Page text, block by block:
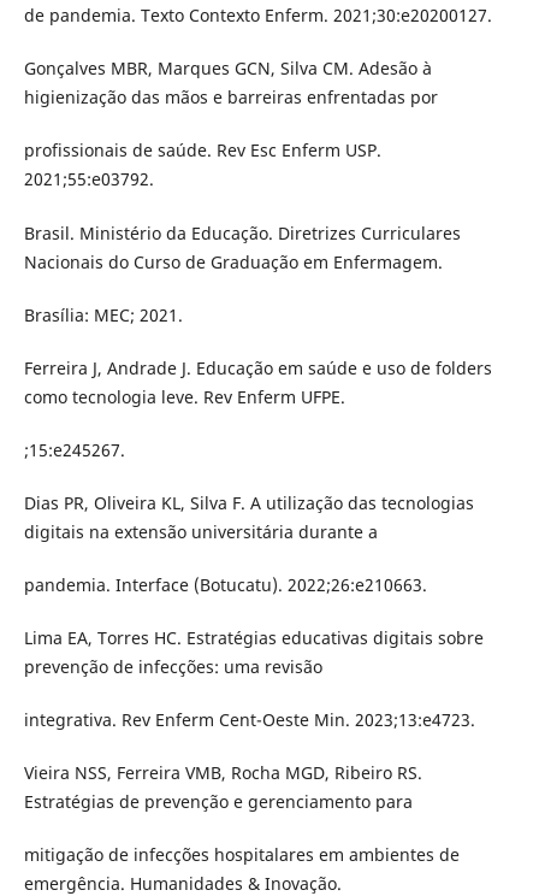
de pandemia. Texto Contexto Enferm. 2021;30:e20200127.
Gonçalves MBR, Marques GCN, Silva CM. Adesão à
higienização das mãos e barreiras enfrentadas por
profissionais de saúde. Rev Esc Enferm USP.
2021;55:e03792.
Brasil. Ministério da Educação. Diretrizes Curriculares
Nacionais do Curso de Graduação em Enfermagem.
Brasília: MEC; 2021.
Ferreira J, Andrade J. Educação em saúde e uso de folders
como tecnologia leve. Rev Enferm UFPE.
;15:e245267.
Dias PR, Oliveira KL, Silva F. A utilização das tecnologias
digitais na extensão universitária durante a
pandemia. Interface (Botucatu). 2022;26:e210663.
Lima EA, Torres HC. Estratégias educativas digitais sobre
prevenção de infecções: uma revisão
integrativa. Rev Enferm Cent-Oeste Min. 2023;13:e4723.
Vieira NSS, Ferreira VMB, Rocha MGD, Ribeiro RS.
Estratégias de prevenção e gerenciamento para
mitigação de infecções hospitalares em ambientes de
emergência. Humanidades & Inovação.